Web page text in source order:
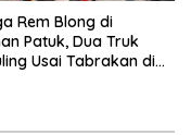
Rem Blong di
Patuk, Dua Truk
Usai Tabrakan di